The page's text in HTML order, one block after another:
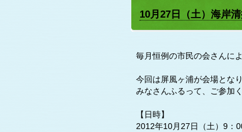
10月27日（土）海岸
毎月恒例の市民の会さんに
今回は屏風ヶ浦が会場となり
みなさんふるって、ご参加
【日時】
2012年10月27日（土）9：